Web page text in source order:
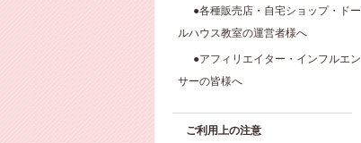
●各種販売店・自宅ショップ・ドー
ルハウス教室の運営者様へ
●アフィリエイター・インフルエン
サーの皆様へ
ご利用上の注意